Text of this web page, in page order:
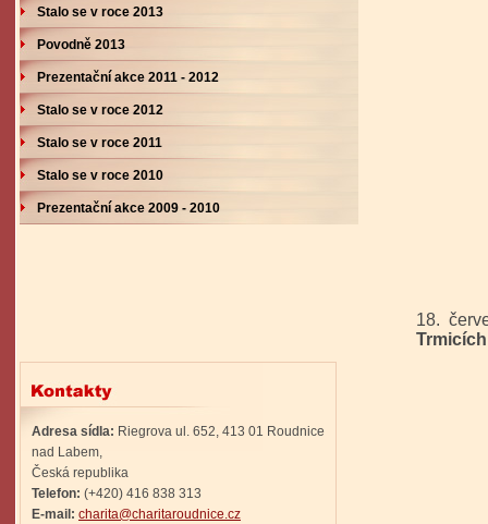
Stalo se v roce 2013
Povodně 2013
Prezentační akce 2011 - 2012
Stalo se v roce 2012
Stalo se v roce 2011
Stalo se v roce 2010
Prezentační akce 2009 - 2010
Adresa sídla: Riegrova ul. 652, 413 01 Roudnice
nad Labem,
Česká republika
Telefon: (+420) 416 838 313
E-mail: charita@charitaroudnice.cz
18.
Trmicích